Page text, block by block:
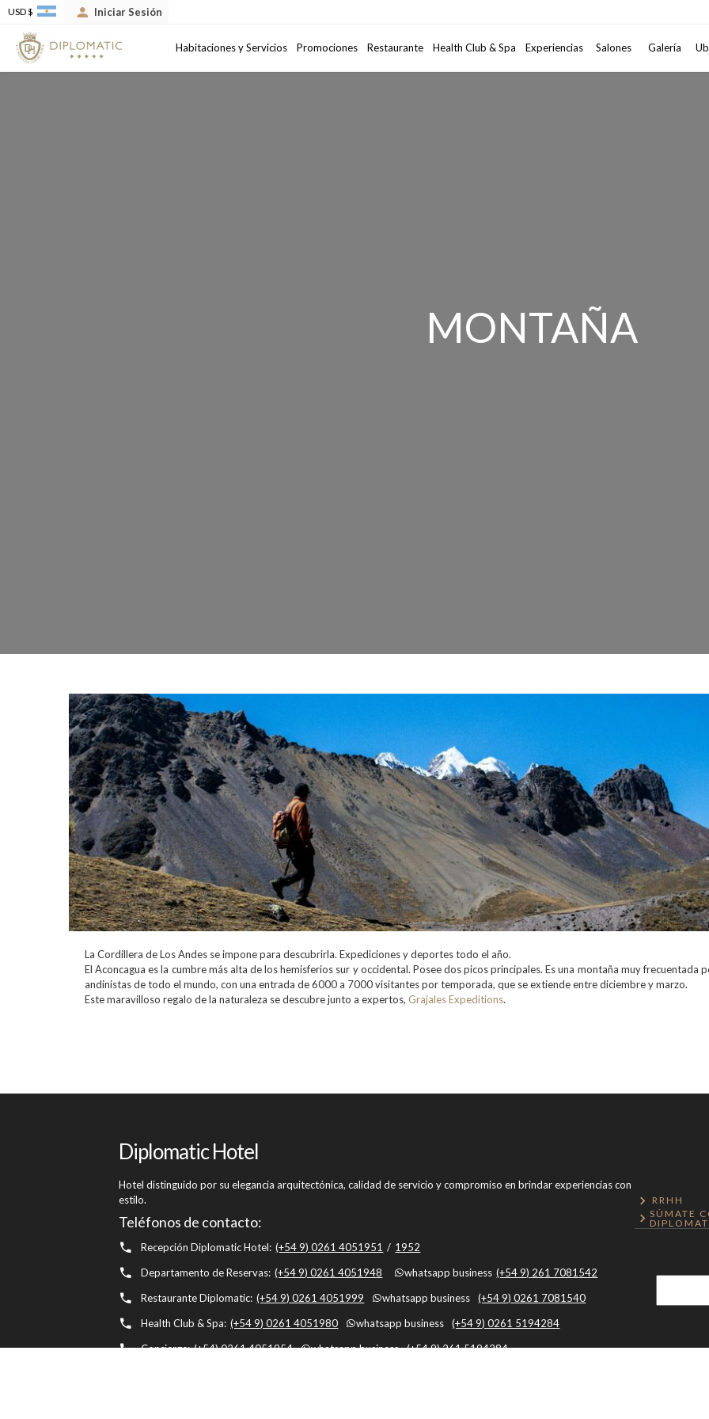
Habitaciones y Servicios Promociones Restaurante Health Club & Spa Experiencias Salones Galería
USD $ Iniciar Sesión
Llegada
2 adultos • 1
MONTAÑA
Montaña
La Cordillera de Los Andes se impone para descubrirla. Expediciones y deportes todo el año.
El Aconcagua es la cumbre más alta de los hemisferios sur y occidental. Posee dos picos principales. Es una montaña muy frecuentada
andinistas de todo el mundo, con una entrada de 6000 a 7000 visitantes por temporada, que se extiende entre diciembre y marzo.
Este maravilloso regalo de la naturaleza se descubre junto a expertos, Grajales Expeditions.
Diplomatic Hotel
Hotel distinguido por su elegancia arquitectónica, calidad de servicio y compromiso en brindar experiencias con
estilo.
Teléfonos de contacto:
Recepción Diplomatic Hotel: (+54 9) 0261 4051951 / 1952
Departamento de Reservas: (+54 9) 0261 4051948 whatsapp business (+54 9) 261 7081542
Restaurante Diplomatic: (+54 9) 0261 4051999 whatsapp business
(+54 9) 0261 7081540
Health Club & Spa: (+54 9) 0261 4051980 whatsapp business
(+54 9) 0261 5194284
Concierge: (+54) 0261 4051954 whatsapp business
(+54 9) 261 5194284
RRHH
SÚMATE